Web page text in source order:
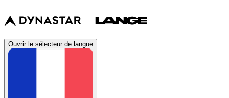
Ouvrir le sélecteur de langue